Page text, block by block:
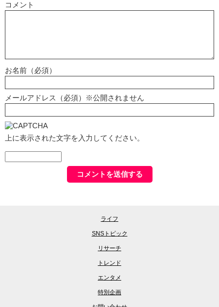
コメント
お名前（必須）
メールアドレス（必須）※公開されません
上に表示された文字を入力してください。
ライフ
SNSトピック
リサーチ
トレンド
エンタメ
特別企画